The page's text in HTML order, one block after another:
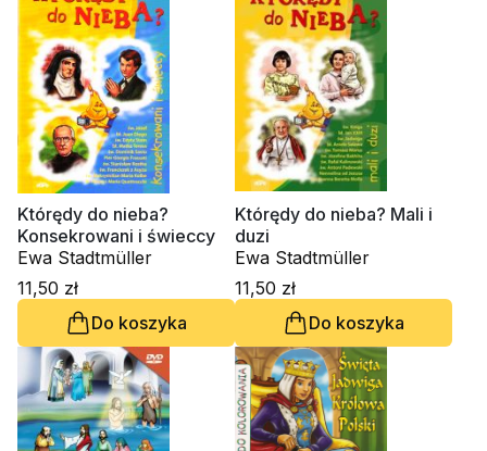
Którędy do nieba?
Konsekrowani i świeccy
Ewa Stadtmüller
11,50 zł
Do koszyka
Którędy do nieba? Mali i
duzi
Ewa Stadtmüller
11,50 zł
Do koszyka